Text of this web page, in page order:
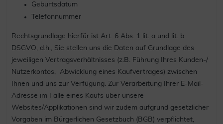
Geburtsdatum
Telefonnummer
Rechtsgrundlage hierfür ist Art. 6 Abs. 1 lit. a und lit. b
DSGVO, d.h., Sie stellen uns die Daten auf Grundlage des
jeweiligen Vertragsverhältnisses (z.B. Führung Ihres Kunden-/
Nutzerkontos, Abwicklung eines Kaufvertrages) zwischen
Ihnen und uns zur Verfügung. Zur Verarbeitung Ihrer E-Mail-
Adresse im Falle eines Kaufs über unsere
Websites/Applikationen sind wir zudem aufgrund gesetzlicher
Vorgaben im Bürgerlichen Gesetzbuch (BGB) verpflichtet,